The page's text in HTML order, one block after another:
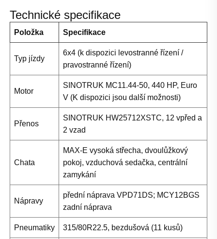
Technické specifikace
Položka Specifikace
Typ jízdy
6x4 (k dispozici levostranné řízení /
pravostranné řízení)
Motor
SINOTRUK MC11.44-50, 440 HP, Euro
V (K dispozici jsou další možnosti)
Přenos
SINOTRUK HW25712XSTC, 12 vpřed a
2 vzad
Chata
MAX-E vysoká střecha, dvoulůžkový
pokoj, vzduchová sedačka, centrální
zamykání
Nápravy
přední náprava VPD71DS; MCY12BGS
zadní náprava
Pneumatiky 315/80R22.5, bezdušová (11 kusů)